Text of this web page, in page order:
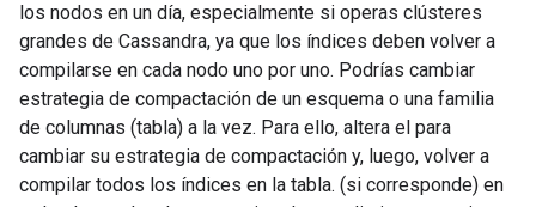
los nodos en un día, especialmente si operas clústeres
grandes de Cassandra, ya que los índices deben volver a
compilarse en cada nodo uno por uno. Podrías cambiar
estrategia de compactación de un esquema o una familia
de columnas (tabla) a la vez. Para ello, altera el para
cambiar su estrategia de compactación y, luego, volver a
compilar todos los índices en la tabla. (si corresponde) en